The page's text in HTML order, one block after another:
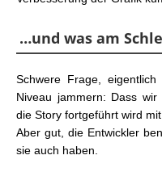
…und was am
Schwere Frage,
Niveau jammern: Dass
die Story fortgeführt wird
Aber gut, die Entwickler
sie auch haben.